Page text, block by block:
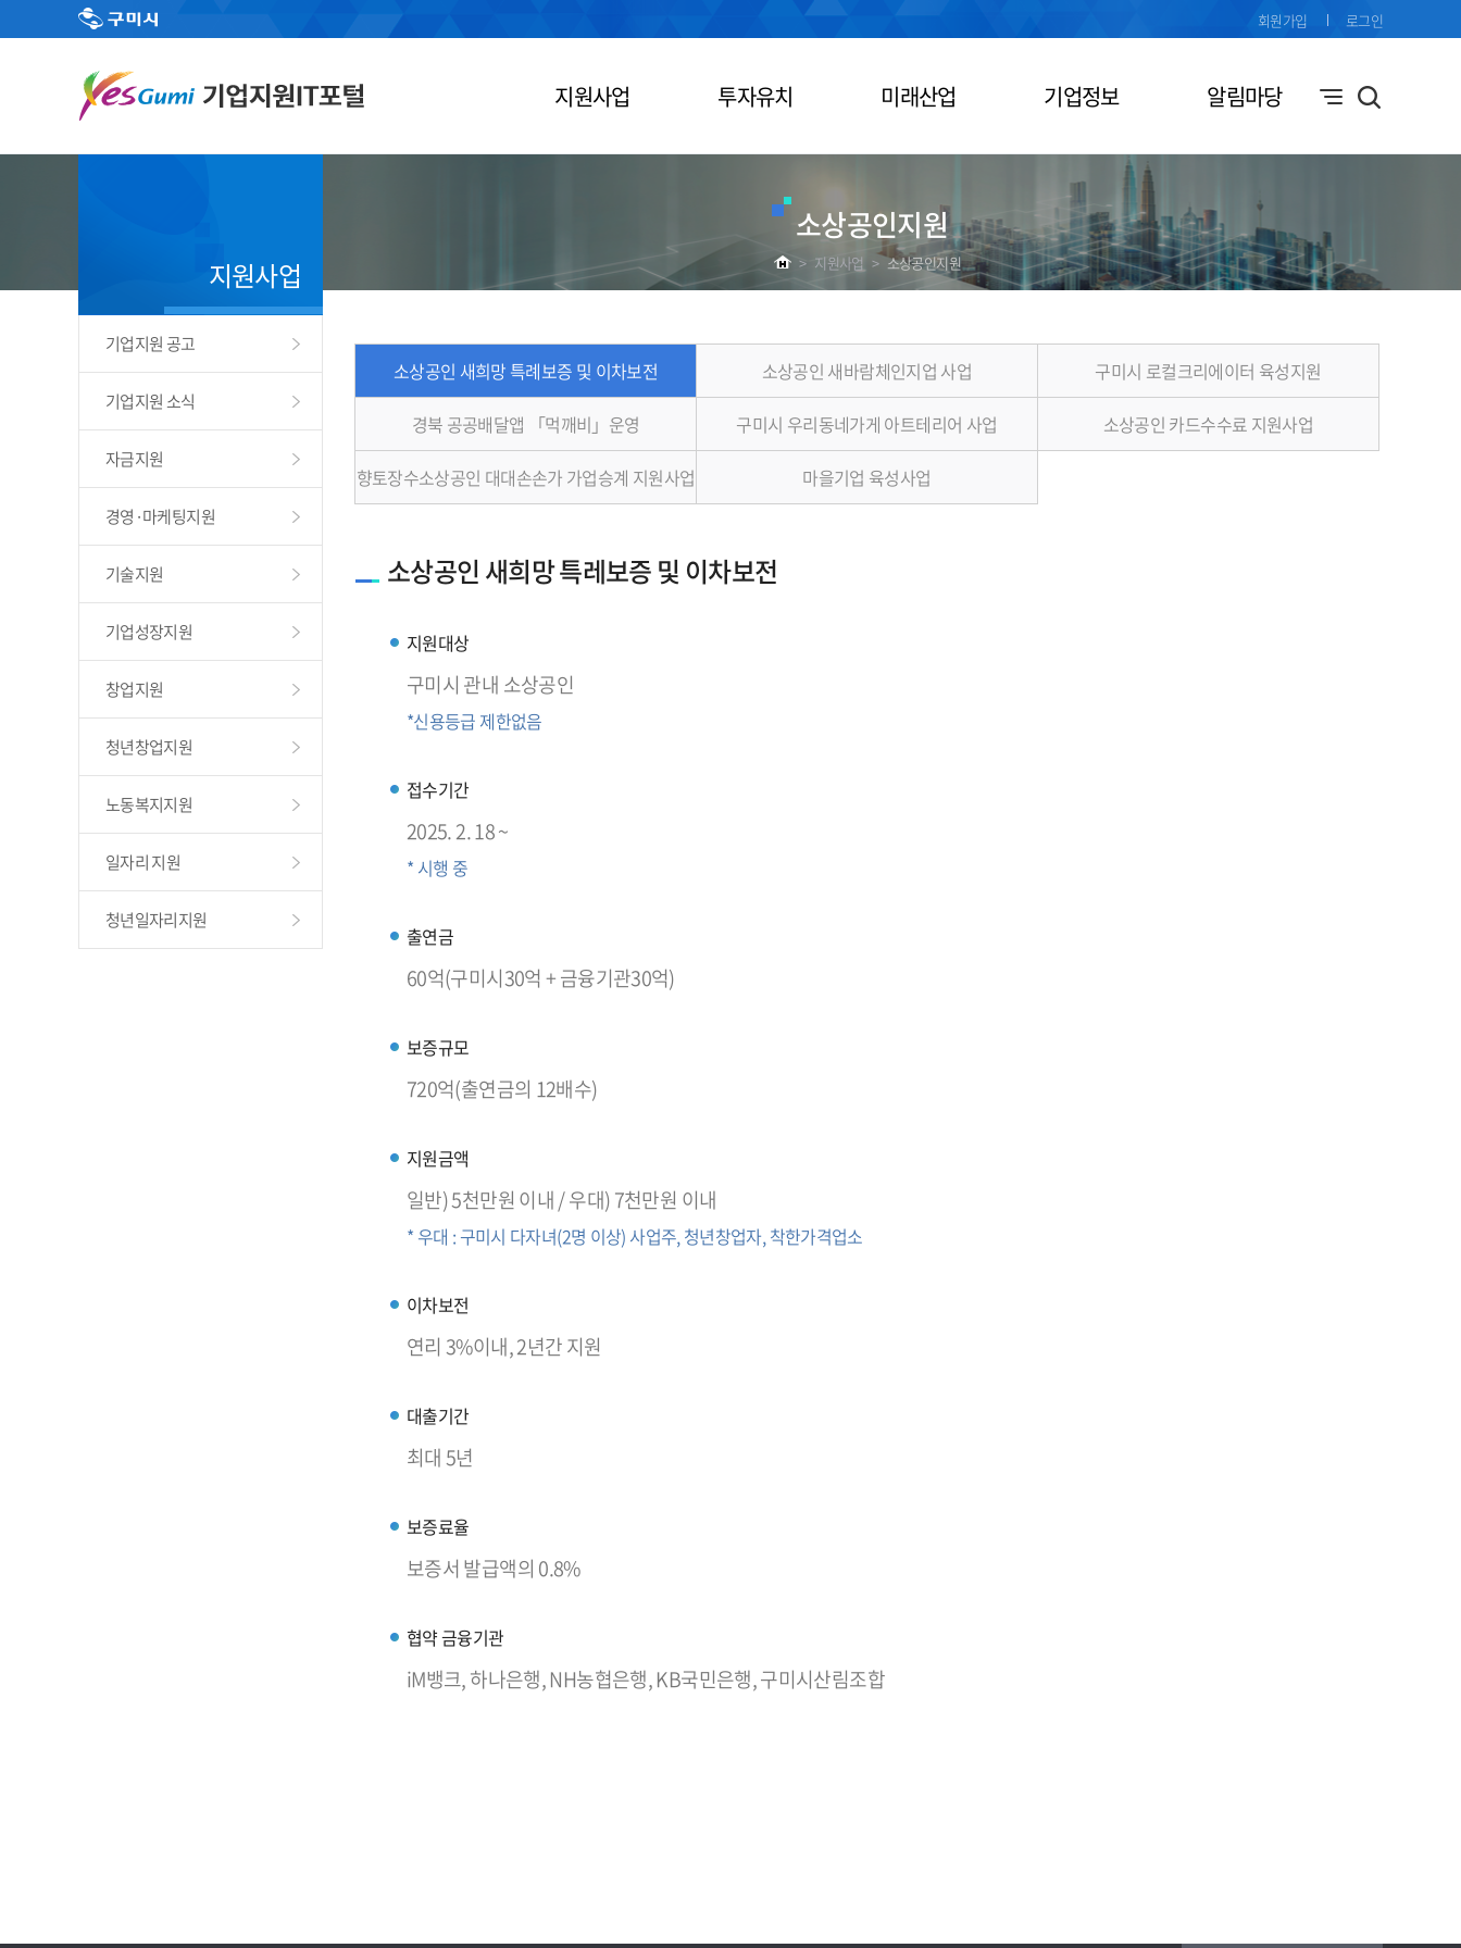
지원사업 투자유치 미래산업 기업정보 알림마당
회원가입 로그인
소상공인지원
> 지원사업 > 소상공인지원
지원사업
기업지원 공고
기업지원 소식
자금지원
경영·마케팅지원
기술지원
기업성장지원
창업지원
청년창업지원
노동복지지원
일자리 지원
청년일자리지원
소상공인 새희망 특례보증 및 이차보전 소상공인 새바람체인지업 사업 구미시 로컬크리에이터 육성지원
경북 공공배달앱 「먹깨비」운영 구미시 우리동네가게 아트테리어 사업 소상공인 카드수수료 지원사업
향토장수소상공인 대대손손가 가업승계 지원사업 마을기업 육성사업
소상공인 새희망 특레보증 및 이차보전
지원대상
구미시 관내 소상공인
*신용등급 제한없음
접수기간
2025. 2. 18 ~
* 시행 중
출연금
60억(구미시30억 + 금융기관30억)
보증규모
720억(출연금의 12배수)
지원금액
일반) 5천만원 이내 / 우대) 7천만원 이내
* 우대 : 구미시 다자녀(2명 이상) 사업주, 청년창업자, 착한가격업소
이차보전
연리 3%이내, 2년간 지원
대출기간
최대 5년
보증료율
보증서 발급액의 0.8%
협약 금융기관
iM뱅크, 하나은행, NH농협은행, KB국민은행, 구미시산림조합